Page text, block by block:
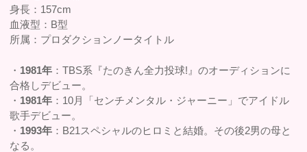
身長：157cm
血液型：B型
所属：プロダクションノータイトル
・ 1981年 ：TBS系『たのきん全力投球!』のオーディションに
合格しデビュー。
・ 1981年 ：10月「センチメンタル・ジャーニー」でアイドル
歌手デビュー。
・ 1993年 ：B21スペシャルのヒロミと結婚。その後2男の母と
なる。